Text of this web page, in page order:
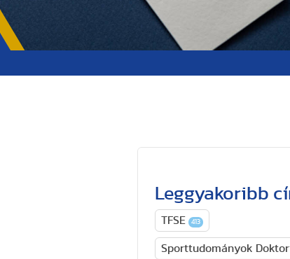
Leggyakoribb
TFSE 413
Sporttudományok